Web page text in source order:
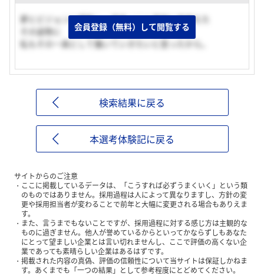
夢とビジョンに感動し、将来ノこと真剣に見据えた
その姿勢に
私もその一員として働いていきたいと思ったから。
会員登録（無料）して閲覧する
検索結果に戻る
本選考体験記に戻る
サイトからのご注意
ここに掲載しているデータは、「こうすれば必ずうまくいく」という類
のものではありません。採用過程は人によって異なりますし、方針の変
更や採用担当者が変わることで前年と大幅に変更される場合もありえま
す。
また、言うまでもないことですが、採用過程に対する感じ方は主観的な
ものに過ぎません。他人が誉めているからといってかならずしもあなた
にとって望ましい企業とは言い切れませんし、ここで評価の高くない企
業であっても素晴らしい企業はあるはずです。
掲載された内容の真偽、評価の信頼性について当サイトは保証しかねま
す。あくまでも「一つの結果」として参考程度にとどめてください。